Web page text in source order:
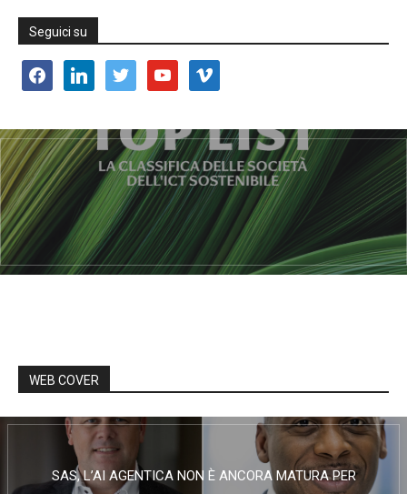
Seguici su
facebooklinkedin twitter youtube vimeo
WEB COVER
SAS, L’AI AGENTICA NON È ANCORA MATURA PER